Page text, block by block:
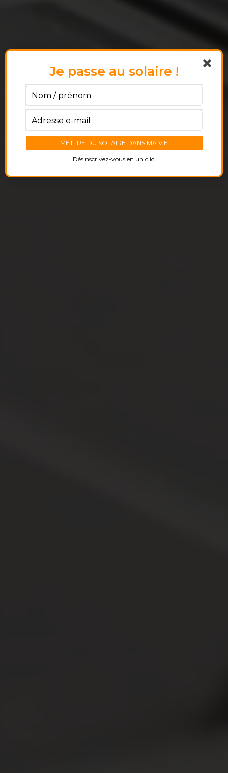
Je passe au solaire !
Désinscrivez-vous en un clic.